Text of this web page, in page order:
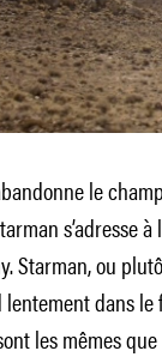
le
s’adresse
Starman, ou
dans le
les mêmes